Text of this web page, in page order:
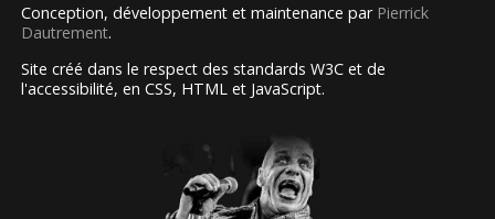
Conception, développement et maintenance par Pierrick
Dautrement.
Site créé dans le respect des standards W3C et de
l'accessibilité, en CSS, HTML et JavaScript.